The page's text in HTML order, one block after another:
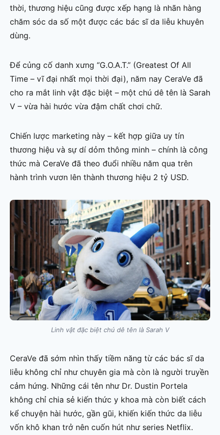
thời, thương hiệu cũng được xếp hạng là nhãn hàng
chăm sóc da số một được các bác sĩ da liễu khuyên
dùng.
Để củng cố danh xưng “G.O.A.T.” (Greatest Of All
Time – vĩ đại nhất mọi thời đại), năm nay CeraVe đã
cho ra mắt linh vật đặc biệt – một chú dê tên là Sarah
V – vừa hài hước vừa đậm chất chơi chữ.
Chiến lược marketing này – kết hợp giữa uy tín
thương hiệu và sự dí dỏm thông minh – chính là công
thức mà CeraVe đã theo đuổi nhiều năm qua trên
hành trình vươn lên thành thương hiệu 2 tỷ USD.
Linh vật đặc biệt chú dê tên là Sarah V
CeraVe đã sớm nhìn thấy tiềm năng từ các bác sĩ da
liễu không chỉ như chuyên gia mà còn là người truyền
cảm hứng. Những cái tên như Dr. Dustin Portela
không chỉ chia sẻ kiến thức y khoa mà còn biết cách
kể chuyện hài hước, gần gũi, khiến kiến thức da liễu
vốn khô khan trở nên cuốn hút như series Netflix.